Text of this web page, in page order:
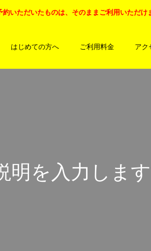
約いただいたものは、そのままご利用いただ
はじめての方へ ご利用料金 アク
明を入力し ます